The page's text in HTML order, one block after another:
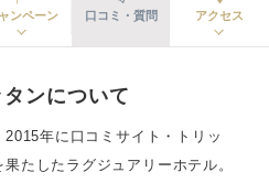
ンペーン 口コミ・質問 アクセス
ンについて
年に口コミサイト・トリッ
たしたラグジュアリーホテル。